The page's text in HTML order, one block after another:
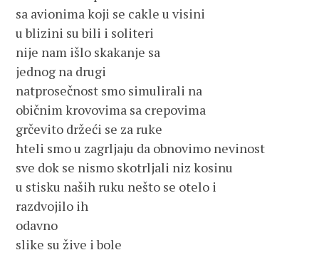
sa avionima koji se cakle u visini
u blizini su bili i soliteri
nije nam išlo skakanje sa
jednog na drugi
natprosečnost smo simulirali na
običnim krovovima sa crepovima
grčevito držeći se za ruke
hteli smo u zagrljaju da obnovimo nevinost
sve dok se nismo skotrljali niz kosinu
u stisku naših ruku nešto se otelo i
razdvojilo ih
odavno
slike su žive i bole